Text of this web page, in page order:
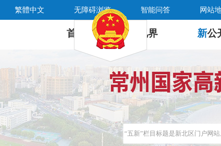
繁體中文 无障碍浏览 智能问答 网站
首 页 新 视界 新公